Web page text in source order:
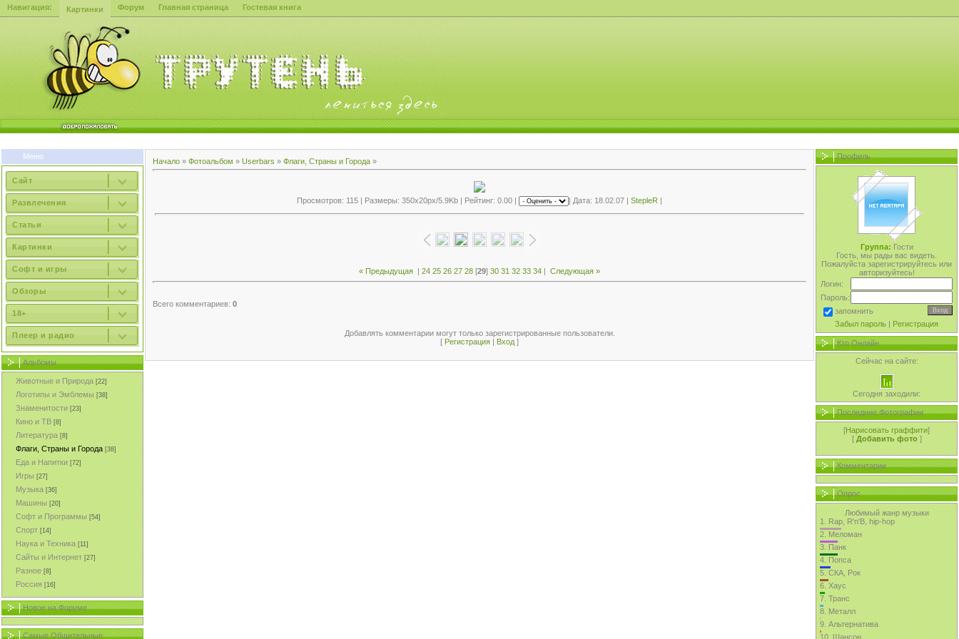
Навигация: Картинки Форум Главная страница Гостевая книга
Меню
Сайт
Развлечения
Статьи
Картинки
Софт и игры
Обзоры
18+
Плеер и радио
Альбомы
Животные и Природа [22]
Логотипы и Эмблемы [38]
Знаменитости [23]
Кино и ТВ [8]
Литература [8]
Флаги, Страны и Города [38]
Еда и Напитки [72]
Игры [27]
Музыка [36]
Машины [20]
Софт и Программы [54]
Спорт [14]
Наука и Техника [11]
Сайты и Интернет [27]
Разное [8]
Россия [16]
Новое на Форуме
Самые Общительные
Начало » Фотоальбом » Userbars » Флаги, Страны и Города »
Просмотров: 115 | Размеры: 350x20px/5.9Kb | Рейтинг: 0.00 | | Дата: 18.02.07 | StepleR |
« Предыдущая | 24 25 26 27 28 [29] 30 31 32 33 34 | Следующая »
Всего комментариев: 0
Добавлять комментарии могут только зарегистрированные пользователи.
[ Регистрация Вход ]
Профиль
Группа:Гости
Гость, мы рады вас видеть.
Пожалуйста зарегистрируйтесь или
авторизуйтесь!
Логин:
Пароль:
запомнить
Забыл пароль|Регистрация
Кто Онлайн
Сейчас на сайте:
Сегодня заходили:
Последние Фотографии
[Нарисовать граффити]
[Добавить фото ]
Комментарии
Опрос
Любимый жанр музыки
1.Rap, R'n'B, hip-hop
2.Меломан
3.Панк
4.Попса
5.СКА, Рок
6.Хаус
7.Транс
8.Металл
9.Альтернатива
10.Шансон